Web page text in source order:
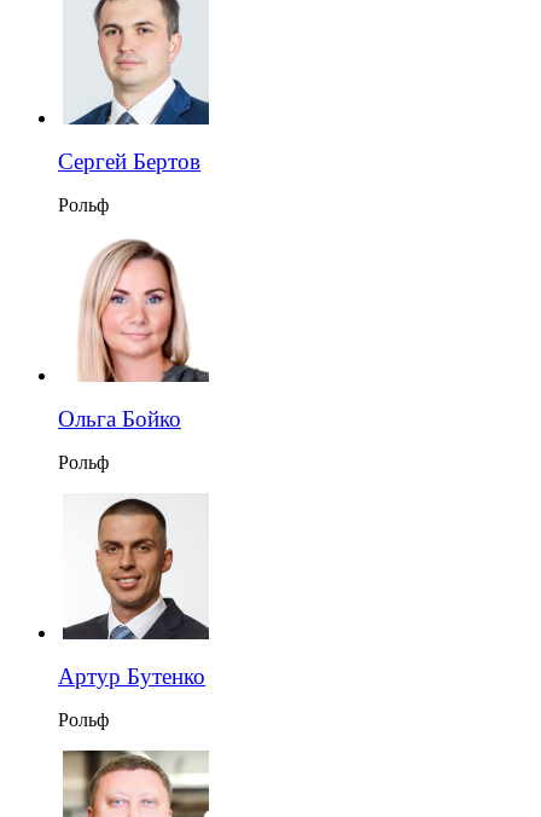
Сергей Бертов
Рольф
Ольга Бойко
Рольф
Артур Бутенко
Рольф